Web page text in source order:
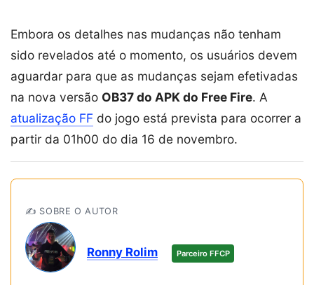
Embora os detalhes nas mudanças não tenham
sido revelados até o momento, os usuários devem
aguardar para que as mudanças sejam efetivadas
na nova versão OB37 do APK do Free Fire. A
atualização FF do jogo está prevista para ocorrer a
partir da 01h00 do dia 16 de novembro.
✍️ SOBRE O AUTOR
Ronny Rolim Parceiro FFCP